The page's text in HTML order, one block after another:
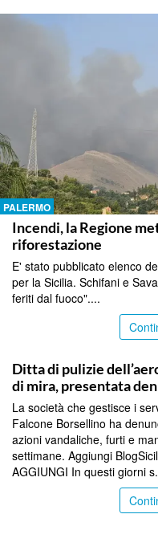
PALERMO
Incendi, la Regione
riforestazione
E' stato pubblicato elenco
per la Sicilia. Schifani e
feriti dal fuoco"....
Ditta di pulizie
di mira, presentata
La società che gestisce i
Falcone Borsellino ha
azioni vandaliche, furti e
settimane. Aggiungi
AGGIUNGI In questi giorni